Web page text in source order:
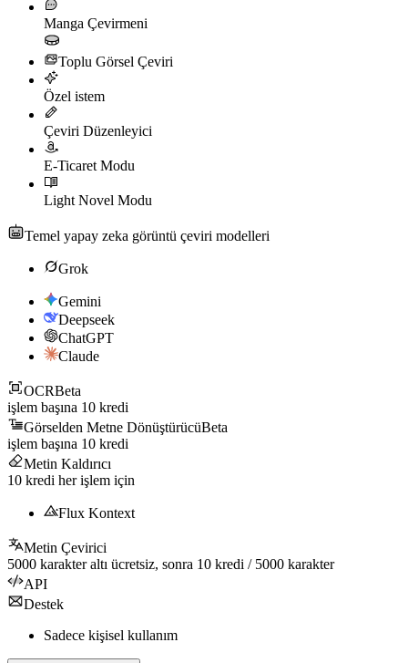
Manga Çevirmeni
Toplu Görsel Çeviri
Özel istem
Çeviri Düzenleyici
E-Ticaret Modu
Light Novel Modu
Temel yapay zeka görüntü çeviri modelleri
Grok
Gemini
Deepseek
ChatGPT
Claude
OCRBeta
işlem başına 10 kredi
Görselden Metne DönüştürücüBeta
işlem başına 10 kredi
Metin Kaldırıcı
10 kredi her işlem için
Flux Kontext
Metin Çevirici
5000 karakter altı ücretsiz, sonra 10 kredi / 5000 karakter
API
Destek
Sadece kişisel kullanım